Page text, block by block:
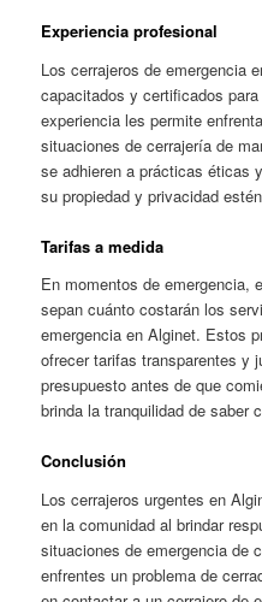
Experiencia profesional
Los cerrajeros de emergencia
capacitados y certificados
experiencia les permite
situaciones de cerrajería de
se adhieren a prácticas éticas
su propiedad y privacidad
Tarifas a medida
En momentos de emergencia,
sepan cuánto costarán los
emergencia en Alginet. Estos
ofrecer tarifas transparentes y
presupuesto antes de que
brinda la tranquilidad de saber
Conclusión
Los cerrajeros urgentes en
en la comunidad al brindar
situaciones de emergencia de
enfrentes un problema de